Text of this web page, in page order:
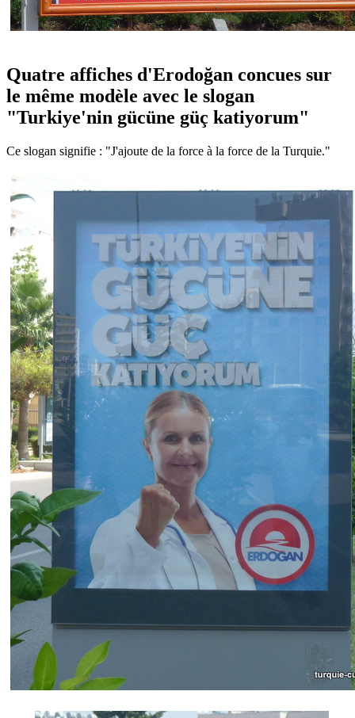
Quatre affiches d'Erodoğan concues sur
le même modèle avec le slogan
"Turkiye'nin gücüne güç katiyorum"
Ce slogan signifie : "J'ajoute de la force à la force de la Turquie."